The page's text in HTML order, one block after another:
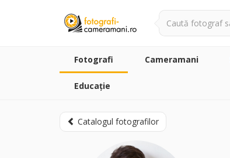
Fotografi Cameramani
Educație
Catalogul fotografilor